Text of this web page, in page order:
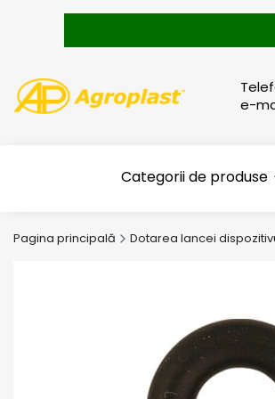
e-
Categorii de produse
Pagina principală Dotarea lancei